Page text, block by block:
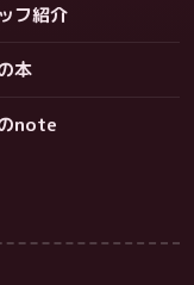
フ紹介
本
note